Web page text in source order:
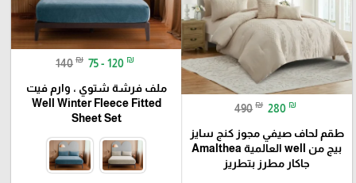
490 ₪ 280 ₪
طقم لحاف صيفي مجوز كنج سايز
بيج من well العالمية Amalthea
جاكار مطرز بتطريز
140 ₪ 75 - 120 ₪
ملف فرشة شتوي ، وارم فيت
Well Winter Fleece Fitted
Sheet Set